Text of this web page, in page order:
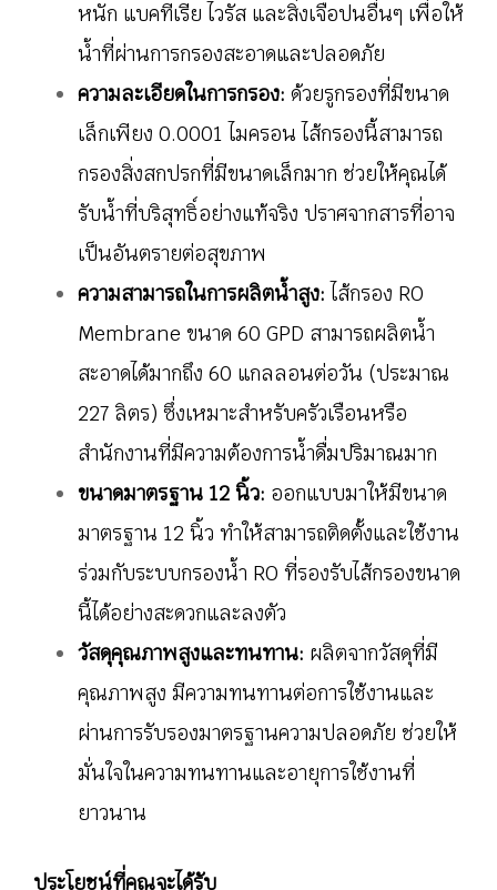
หนัก แบคทีเรีย ไวรัส และสิ่งเจือปนอื่นๆ เพื่อให้
น้ำที่ผ่านการกรองสะอาดและปลอดภัย
ความละเอียดในการกรอง: ด้วยรูกรองที่มีขนาด
เล็กเพียง 0.0001 ไมครอน ไส้กรองนี้สามารถ
กรองสิ่งสกปรกที่มีขนาดเล็กมาก ช่วยให้คุณได้
รับน้ำที่บริสุทธิ์อย่างแท้จริง ปราศจากสารที่อาจ
เป็นอันตรายต่อสุขภาพ
ความสามารถในการผลิตน้ำสูง: ไส้กรอง RO
Membrane ขนาด 60 GPD สามารถผลิตน้ำ
สะอาดได้มากถึง 60 แกลลอนต่อวัน (ประมาณ
227 ลิตร) ซึ่งเหมาะสำหรับครัวเรือนหรือ
สำนักงานที่มีความต้องการน้ำดื่มปริมาณมาก
ขนาดมาตรฐาน 12 นิ้ว: ออกแบบมาให้มีขนาด
มาตรฐาน 12 นิ้ว ทำให้สามารถติดตั้งและใช้งาน
ร่วมกับระบบกรองน้ำ RO ที่รองรับไส้กรองขนาด
นี้ได้อย่างสะดวกและลงตัว
วัสดุคุณภาพสูงและทนทาน: ผลิตจากวัสดุที่มี
คุณภาพสูง มีความทนทานต่อการใช้งานและ
ผ่านการรับรองมาตรฐานความปลอดภัย ช่วยให้
มั่นใจในความทนทานและอายุการใช้งานที่
ยาวนาน
ประโยชน์ที่คุณจะได้รับ